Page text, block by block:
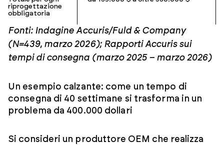
riprogettazione
obbligatoria
Fonti: Indagine Accuris/Fuld & Company
(N=439, marzo 2026); Rapporti Accuris sui
tempi di consegna (marzo 2025 – marzo 2026)
Un esempio calzante: come un tempo di
consegna di 40 settimane si trasforma in un
problema da 400.000 dollari
Si consideri un produttore OEM che realizza